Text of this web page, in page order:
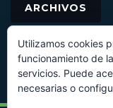
ARCHIVOS
Utilizamos cookies
funcionamiento de
servicios. Puede
necesarias o